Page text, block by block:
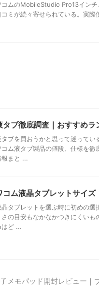
コムのMobileStudio Pro13イン
コミが続々寄せられている。実
タブ徹底調査｜おすすめ
タブを買おうかと思って迷って
コム液タブ製品の値段、仕様を
報まと ...
コム液晶タブレットサイ
晶タブレットを選ぶ時に初めの
さの目安もなかなかつきにくい
はど ...
メモパッド開封レビュー｜